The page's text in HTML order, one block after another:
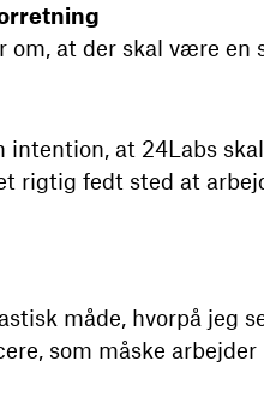
om, at der skal være
intention, at 24Labs
rigtig fedt sted at
måde, hvorpå jeg
som måske